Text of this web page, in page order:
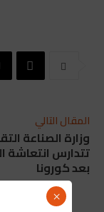
المقال التالي
وزارة الصناعة
تتدارس انتعاشة
بعد كورونا
×